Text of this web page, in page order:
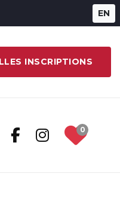
EN
INSCRIPTIONS
0